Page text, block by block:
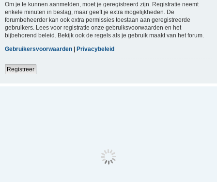
Om je te kunnen aanmelden, moet je geregistreerd zijn. Registratie neemt
enkele minuten in beslag, maar geeft je extra mogelijkheden. De
forumbeheerder kan ook extra permissies toestaan aan geregistreerde
gebruikers. Lees voor registratie onze gebruiksvoorwaarden en het
bijbehorend beleid. Bekijk ook de regels als je gebruik maakt van het forum.
Gebruikersvoorwaarden | Privacybeleid
Registreer